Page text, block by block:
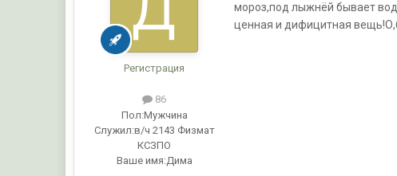
Регистрация
86
Пол:Мужчина
Служил:в/ч 2143 Физмат
КСЗПО
Ваше имя:Дима
мороз,под лыжнёй бывает
ценная и дифицитная